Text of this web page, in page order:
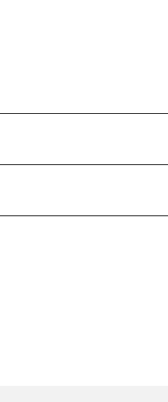
верхнем углу.
к оформлению".
доставки и
Вас.
товарный вид